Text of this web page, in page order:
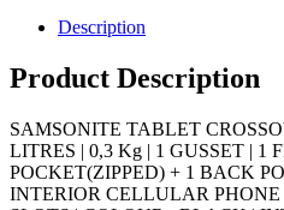
Description
Product Description
SAMSONITE TABLET
LITRES | 0,3 Kg | 1 GUSSET | 1
POCKET(ZIPPED) + 1 BACK
INTERIOR CELLULAR